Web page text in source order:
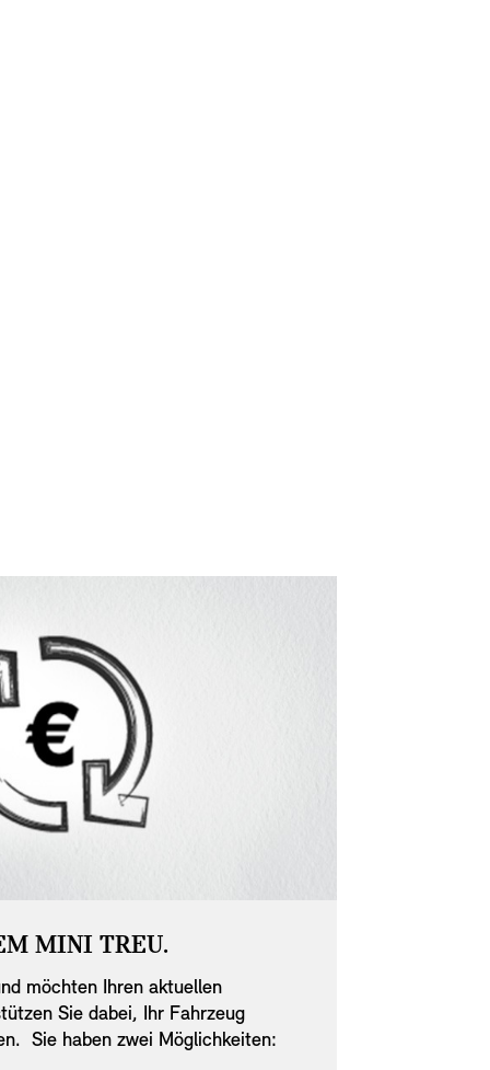
MINI TREU.
möchten Ihren aktuellen
Sie dabei, Ihr Fahrzeug
Sie haben zwei Möglichkeiten: